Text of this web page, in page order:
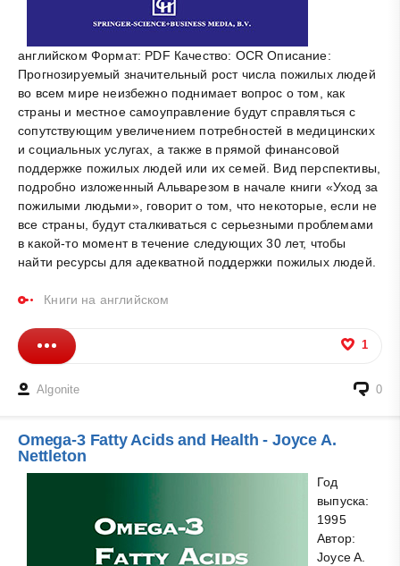
английском Формат: PDF Качество: OCR Описание:
Прогнозируемый значительный рост числа пожилых людей
во всем мире неизбежно поднимает вопрос о том, как
страны и местное самоуправление будут справляться с
сопутствующим увеличением потребностей в медицинских
и социальных услугах, а также в прямой финансовой
поддержке пожилых людей или их семей. Вид перспективы,
подробно изложенный Альварезом в начале книги «Уход за
пожилыми людьми», говорит о том, что некоторые, если не
все страны, будут сталкиваться с серьезными проблемами
в какой-то момент в течение следующих 30 лет, чтобы
найти ресурсы для адекватной поддержки пожилых людей.
Книги на английском
1
Algonite 0
Omega-3 Fatty Acids and Health - Joyce A.
Nettleton
Год
выпуска:
1995
Автор:
Joyce A.